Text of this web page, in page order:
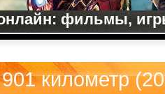
фильмы,
901 километр